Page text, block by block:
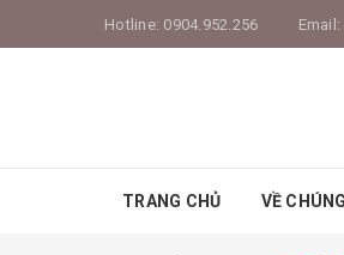
Hotline: 0904.952.256 Email:
TRANG CHỦ VỀ